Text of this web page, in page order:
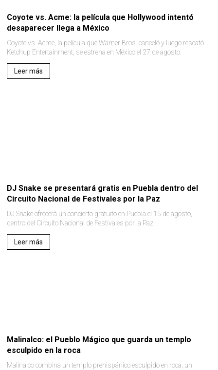
Coyote vs. Acme: la película que Hollywood intentó
desaparecer llega a México
Coyote vs. Acme, la película que Warner Bros. canceló y luego rescató
Ketchup Entertainment, se estrena en México el 27 de agosto.
Leer más
DJ Snake se presentará gratis en Puebla dentro del
Circuito Nacional de Festivales por la Paz
DJ Snake ofrecerá un concierto gratuito en Puebla el 15 de agosto,
dentro del Circuito Nacional de Festivales por la Paz.
Leer más
Malinalco: el Pueblo Mágico que guarda un templo
esculpido en la roca
Malinalco combina un templo prehispánico esculpido en roca, un